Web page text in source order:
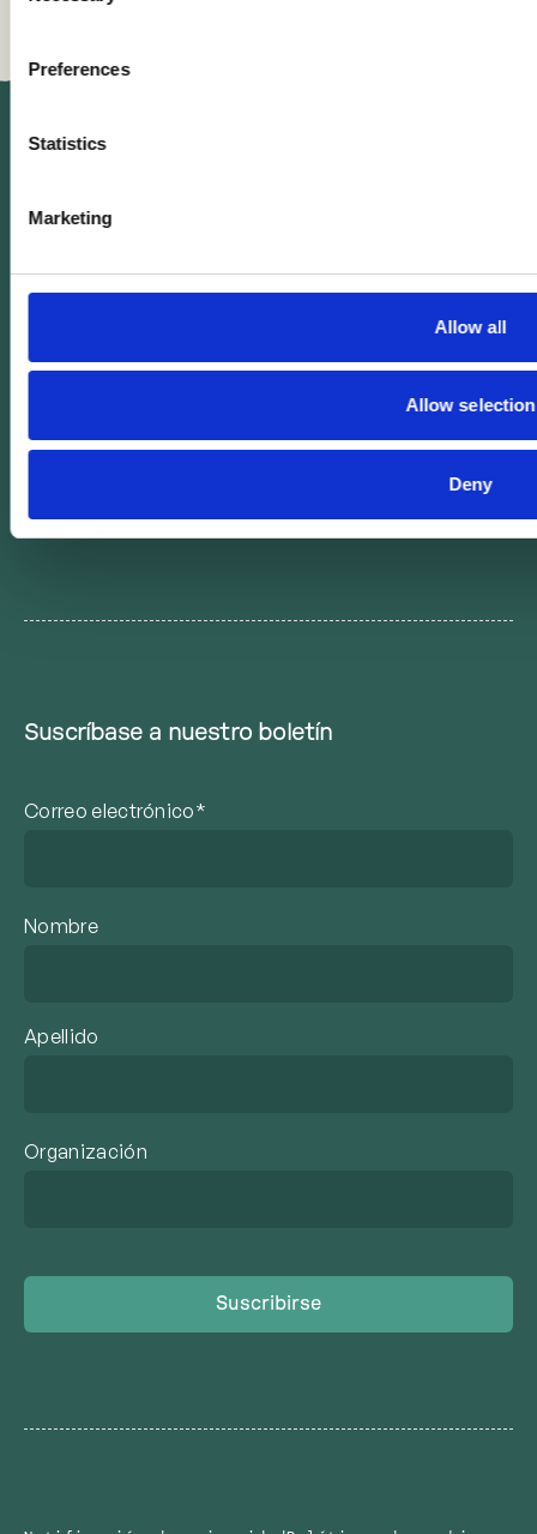
Preferences
Statistics
Marketing
Allow all
Allow selection
Deny
Suscríbase a nuestro boletín
Correo electrónico*
Nombre
Apellido
Organización
Suscribirse